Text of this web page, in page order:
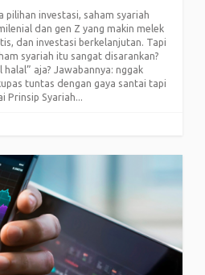
pilihan investasi, saham syariah
dan gen Z yang makin melek
dan investasi berkelanjutan. Tapi
syariah itu sangat disarankan?
halal” aja? Jawabannya: nggak
tuntas dengan gaya santai tapi
Prinsip Syariah...